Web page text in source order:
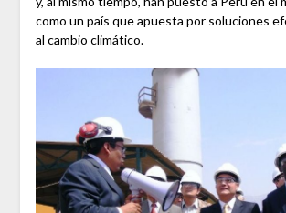
como un país que apuesta por soluciones
al cambio climático.